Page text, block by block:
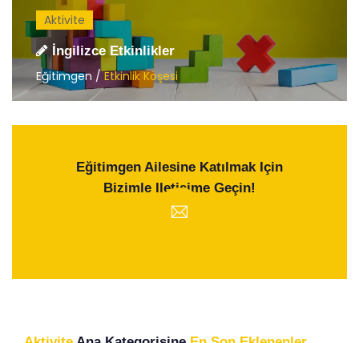
Aktivite
İngilizce Etkinlikler
Eğitimgen /Etkinlik Köşesi
Eğitimgen Ailesine Katılmak Için
Bizimle Iletişime Geçin!